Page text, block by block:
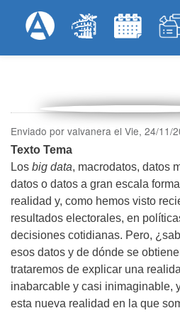
al
Menú Superior
Enviado por valvanera el Vie, 24/11/
Texto Tema
Los big data, macrodatos, datos
datos o datos a gran escala
realidad y, como hemos visto
resultados electorales, en
decisiones cotidianas. Pero,
esos datos y de dónde se
trataremos de explicar una
inabarcable y casi inimaginable,
esta nueva realidad en la que